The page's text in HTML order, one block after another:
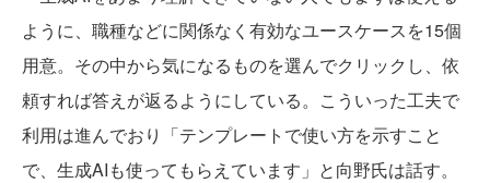
ように、職種などに関係なく有効なユースケースを15個
用意。その中から気になるものを選んでクリックし、依
頼すれば答えが返るようにしている。こういった工夫で
利用は進んでおり「テンプレートで使い方を示すこと
で、生成AIも使ってもらえています」と向野氏は話す。